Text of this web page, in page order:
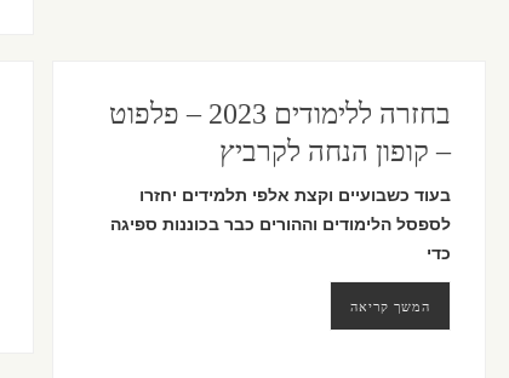
בחזרה ללימודים 2023 – פלפוט
– קופון הנחה לקרביץ
בעוד כשבועיים וקצת אלפי תלמידים יחזרו
לספסל הלימודים וההורים כבר בכוננות ספיגה
כדי
המשך קריאה